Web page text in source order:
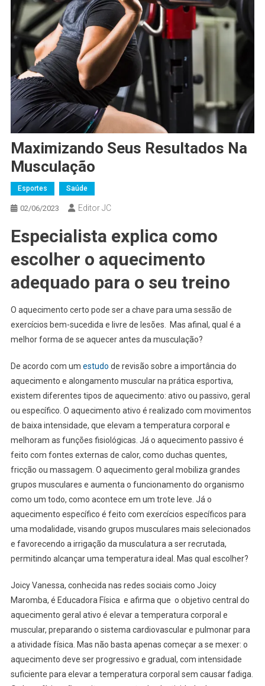
Maximizando Seus Resultados Na
Musculação
Esportes Saúde
02/06/2023 Editor JC
Especialista explica como
escolher o aquecimento
adequado para o seu treino
O aquecimento certo pode ser a chave para uma sessão de
exercícios bem-sucedida e livre de lesões. Mas afinal, qual é a
melhor forma de se aquecer antes da musculação?
De acordo com um estudo de revisão sobre a importância do
aquecimento e alongamento muscular na prática esportiva,
existem diferentes tipos de aquecimento: ativo ou passivo, geral
ou específico. O aquecimento ativo é realizado com movimentos
de baixa intensidade, que elevam a temperatura corporal e
melhoram as funções fisiológicas. Já o aquecimento passivo é
feito com fontes externas de calor, como duchas quentes,
fricção ou massagem. O aquecimento geral mobiliza grandes
grupos musculares e aumenta o funcionamento do organismo
como um todo, como acontece em um trote leve. Já o
aquecimento específico é feito com exercícios específicos para
uma modalidade, visando grupos musculares mais selecionados
e favorecendo a irrigação da musculatura a ser recrutada,
permitindo alcançar uma temperatura ideal. Mas qual escolher?
Joicy Vanessa, conhecida nas redes sociais como Joicy
Maromba, é Educadora Física e afirma que o objetivo central do
aquecimento geral ativo é elevar a temperatura corporal e
muscular, preparando o sistema cardiovascular e pulmonar para
a atividade física. Mas não basta apenas começar a se mexer: o
aquecimento deve ser progressivo e gradual, com intensidade
suficiente para elevar a temperatura corporal sem causar fadiga.